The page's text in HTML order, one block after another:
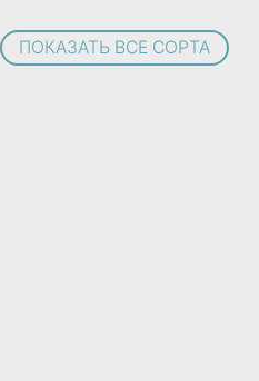
ПОКАЗАТЬ ВСЕ СОРТА